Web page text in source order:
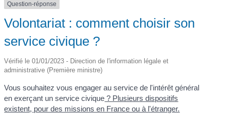
Question-réponse
Volontariat : comment choisir son
service civique ?
Vérifié le 01/01/2023 - Direction de l'information légale et
administrative (Première ministre)
Vous souhaitez vous engager au service de l'intérêt général
en exerçant un service civique ? Plusieurs dispositifs
existent, pour des missions en France ou à l'étranger.